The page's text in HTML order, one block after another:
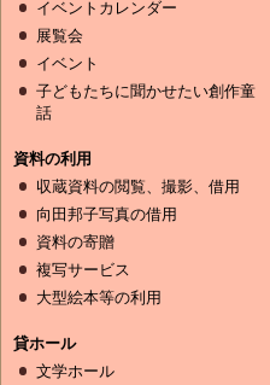
イベントカレンダー
展覧会
イベント
子どもたちに聞かせたい創作童
話
資料の利用
収蔵資料の閲覧、撮影、借用
向田邦子写真の借用
資料の寄贈
複写サービス
大型絵本等の利用
貸ホール
文学ホール